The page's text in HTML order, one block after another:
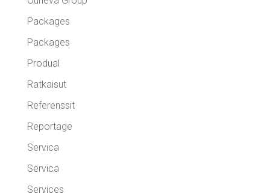
Packages
Packages
Produal
Ratkaisut
Referenssit
Reportage
Servica
Servica
Services